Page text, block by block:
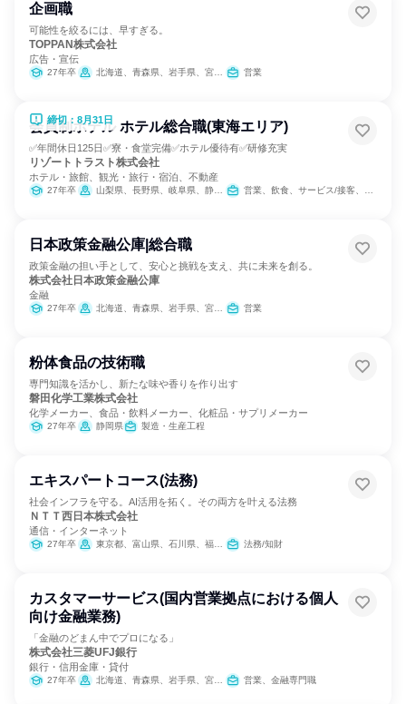
企画職
可能性を絞るには、早すぎる。
TOPPAN株式会社
広告・宣伝
27年卒 北海道、青森県、岩手県、宮城県、秋田県、山形県、福島県、茨城県、栃木県、群馬県、埼玉県、千葉県、東京都、神奈川県、新潟県、富山県、石川県、長野県、静岡県、愛知県、三重県、滋賀県、京都府、大阪府、兵庫県、島根県、岡山県、広島県、山口県、香川県、愛媛県、高知県、福岡県、佐賀県、長崎県、熊本県、大分県、宮崎県、鹿児島県、沖縄県 営業
締切：8月31日
会員制ホテル ホテル総合職(東海エリア)
✅年間休日125日✅寮・食堂完備✅ホテル優待有✅研修充実
リゾートトラスト株式会社
ホテル・旅館、観光・旅行・宿泊、不動産
27年卒 山梨県、長野県、岐阜県、静岡県、愛知県、三重県 営業、飲食、サービス/接客、バックオフィス・事務・受付、カスタマーサポート/コールセンター
日本政策金融公庫|総合職
政策金融の担い手として、安心と挑戦を支え、共に未来を創る。
株式会社日本政策金融公庫
金融
27年卒 北海道、青森県、岩手県、宮城県、秋田県、山形県、福島県、茨城県、栃木県、群馬県、埼玉県、千葉県、東京都、神奈川県、新潟県、富山県、石川県、福井県、山梨県、長野県、岐阜県、静岡県、愛知県、三重県、滋賀県、京都府、大阪府、兵庫県、奈良県、和歌山県、鳥取県、島根県、岡山県、広島県、山口県、徳島県、香川県、愛媛県、高知県、福岡県、佐賀県、長崎県、熊本県、大分県、宮崎県、鹿児島県 営業
粉体食品の技術職
専門知識を活かし、新たな味や香りを作り出す
磐田化学工業株式会社
化学メーカー、食品・飲料メーカー、化粧品・サプリメーカー
27年卒 静岡県 製造・生産工程
エキスパートコース(法務)
社会インフラを守る。AI活用を拓く。その両方を叶える法務
ＮＴＴ西日本株式会社
通信・インターネット
27年卒 東京都、富山県、石川県、福井県、岐阜県、静岡県、愛知県、三重県、滋賀県、京都府、大阪府、兵庫県、奈良県、和歌山県、鳥取県、島根県、岡山県、広島県、山口県、徳島県、香川県、愛媛県、高知県、福岡県、佐賀県、長崎県、熊本県、大分県、宮崎県、鹿児島県、沖縄県 法務/知財
カスタマーサービス(国内営業拠点における個人
向け金融業務)
「金融のどまん中でプロになる」
株式会社三菱UFJ銀行
銀行・信用金庫・貸付
27年卒 北海道、青森県、岩手県、宮城県、秋田県、山形県、福島県、茨城県、栃木県、群馬県、埼玉県、千葉県、東京都、神奈川県、新潟県、富山県、石川県、福井県、山梨県、長野県、岐阜県、静岡県、愛知県、三重県、滋賀県、京都府、大阪府、兵庫県、奈良県、和歌山県、鳥取県、島根県、岡山県、広島県、山口県、徳島県、香川県、愛媛県、高知県、福岡県、佐賀県、長崎県、熊本県、大分県、宮崎県、鹿児島県、沖縄県 営業、金融専門職